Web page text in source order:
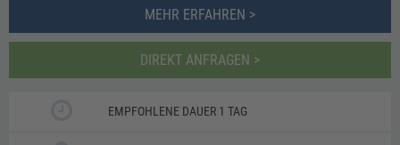
MEHR ERFAHREN >
DIREKT ANFRAGEN >
EMPFOHLENE DAUER 1 TAG